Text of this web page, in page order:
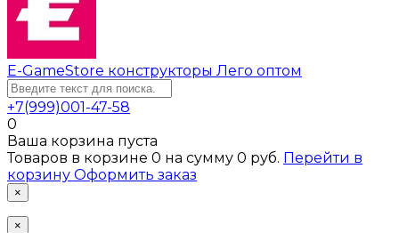
E-GameStore конструкторы Лего оптом
+7(999)001-47-58
0
Ваша корзина пуста
Товаров в корзине 0 на сумму 0 руб. Перейти в
корзину Оформить заказ
×
×